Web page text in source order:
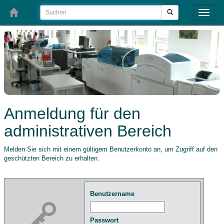
Toggle
Anmeldung für den
administrativen Bereich
Melden Sie sich mit einem gültigem Benutzerkonto an, um Zugriff auf den
geschützten Bereich zu erhalten.
Benutzername
Passwort